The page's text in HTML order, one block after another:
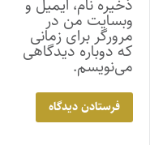
ذخیره نام، ایمیل و
وبسایت من در
مرورگر برای زمانی
که دوباره دیدگاهی
می‌نویسم.